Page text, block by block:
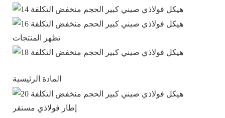
تظهر المنتجات
إطار فولاذي مستقر